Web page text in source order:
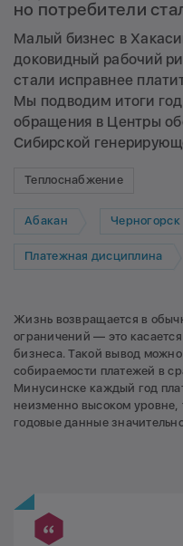
но потребители
Малый бизнес в
доковидный рабочий
стали исправнее
Мы подводим итоги
обращения в Центры
Сибирской
Теплоснабжение
Абакан Черногорск
Платежная дисциплина
Жизнь возвращается в
ограничений — это
бизнеса. Такой вывод
собираемости платежей в
Минусинске каждый год
неизменно высоком уровне,
годовые данные